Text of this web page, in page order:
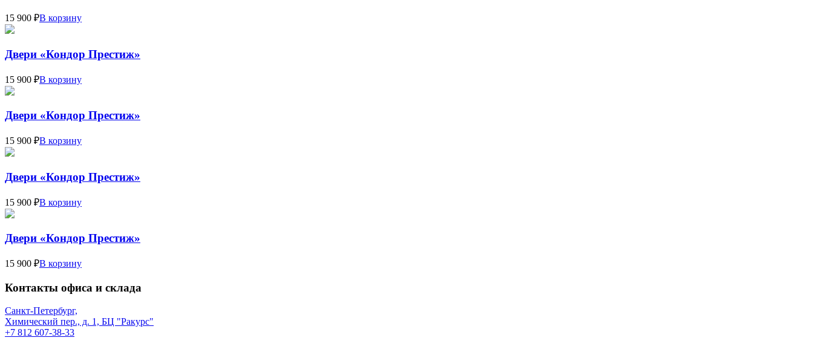
15 900 ₽В корзину
Двери «Кондор Престиж»
15 900 ₽В корзину
Двери «Кондор Престиж»
15 900 ₽В корзину
Двери «Кондор Престиж»
15 900 ₽В корзину
Двери «Кондор Престиж»
15 900 ₽В корзину
Контакты офиса и склада
Санкт-Петербург,
Химический пер., д. 1, БЦ "Ракурс"
+7 812 607-38-33